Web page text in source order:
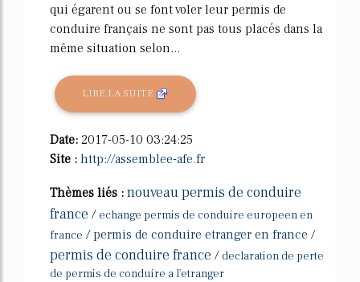
qui égarent ou se font voler leur permis de
conduire français ne sont pas tous placés dans la
même situation selon...
LIRE LA SUITE
Date: 2017-05-10 03:24:25
Site : http://assemblee-afe.fr
Thèmes liés : nouveau permis de conduire
france / echange permis de conduire europeen en
france /permis de conduire etranger en france /
permis de conduire france / declaration de perte
de permis de conduire a l'etranger